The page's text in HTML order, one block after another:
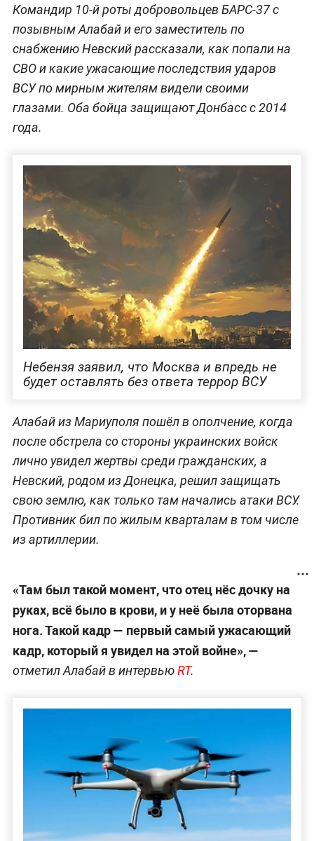
Командир 10-й роты добровольцев БАРС-37 с
позывным Алабай и его заместитель по
снабжению Невский рассказали, как попали на
СВО и какие ужасающие последствия ударов
ВСУ по мирным жителям видели своими
глазами. Оба бойца защищают Донбасс с 2014
года.
Небензя заявил, что Москва и впредь не
будет оставлять без ответа террор ВСУ
Алабай из Мариуполя пошёл в ополчение, когда
после обстрела со стороны украинских войск
лично увидел жертвы среди гражданских, а
Невский, родом из Донецка, решил защищать
свою землю, как только там начались атаки ВСУ.
Противник бил по жилым кварталам в том числе
из артиллерии.
«Там был такой момент, что отец нёс дочку на
руках, всё было в крови, и у неё была оторвана
нога. Такой кадр — первый самый ужасающий
кадр, который я увидел на этой войне», —
отметил Алабай в интервьюRT.